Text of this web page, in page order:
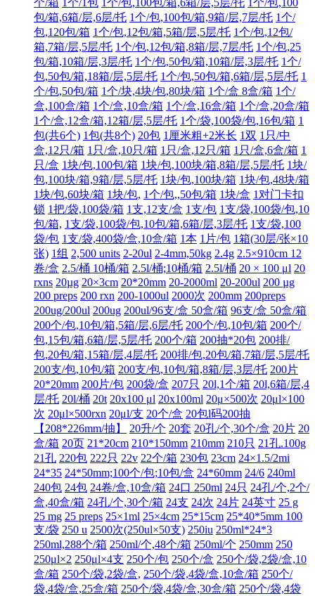
包/箱,6箱/层,6层/托 1个/包,100包/箱,9箱/层,7层/托 1个/
包,120包/箱 1个/包,12包/箱,5箱/层,5层/托 1个/包,12包/
箱,7箱/层,5层/托 1个/包,12包/箱,8箱/层,7层/托 1个/包,25
包/箱,10箱/层,3层/托 1个/包,50包/箱,10箱/层,3层/托 1个/
包,50包/箱,18箱/层,5层/托 1个/包,50包/箱,6箱/层,5层/托 1
个/包,50包/箱 1个/块,4块/包,80块/箱 1个/盒 8盒/箱 1个/
盒,100盒/箱 1个/盒,10盒/箱 1个/盒,16盒/箱 1个/盒,20盒/箱
1个/盒,12盒/箱,12箱/层,5层/托 1个/袋,100袋/包,16包/箱 1
包(共6个) 1包(共8个) 20包 1厘米粗+2米长 1双 1只/中
盒,12只/箱 1只/盒,10只/箱 1只/盒,12只/箱 1只/盒,6盒/箱 1
只/盒 1块/包,100包/箱 1块/包,100块/箱,8箱/层,5层/托 1块/
包,100块/箱,9箱/层,5层/托 1块/包,100块/箱 1块/包,48块/箱
1块/包,60块/箱 1块/包, 1个/包,,50包/箱 1块/盒 1对门卡扣
锁 1把/袋,100袋/箱 1支,12支/盒 1支/包 1支/袋,100袋/包,10
包/箱, 1支/袋,100袋/包,10包/箱,6箱/层,3层/托 1支/袋,100
袋/包 1支/袋,400袋/盒,10盒/箱 1本 1片/包 1箱(30层/张×10
张) 1组 2,500 units 2-20ul 2-4mm,50kg 2.4g 2.5×910cm 12
卷/盒 2.5/桶 10桶/箱 2.5l/桶;10桶/箱 2.5l/桶 20 × 100 μl 20
rxns 20µg 20×3cm 20*20mm 20-2000ml 20-200ul 200 µg
200 preps 200 rxn 200-1000ul 2000次 200mm 200preps
200ug/200ul 200ug 200ul/96支/盒 50盒/箱 96支/盒 50盒/箱
200个/包,10包/箱,5箱/层,6层/托 200个/包,10包/箱 200个/
包,15包/箱,6箱/层,5层/托 200个/箱 200抽*20包 200排/
包,20包/箱,15箱/层,4层/托 200排/包,20包/箱,7箱/层,5层/托
200支/包,10包/箱 200支/包,10包/箱,8箱/层,3层/托 200片
20*20mm 200片/包 200袋/盒 207只 20l,1个/箱 20l,6箱/层,4
层/托 20l/桶 20t 20x100 μl 20x100ml 20μ×500次 20μl×100
次 20μl×500rxn 20μl/支 20个/盒 20包l码200抽
【208*226mm/抽】
20升/个 20套 20孔/个,30个/盒 20片 20
盒/箱 20页 21*20cm 210*150mm 210mm 210只 21孔.100g
21孔 220包 222只 22v 22个/箱 230包 23cm 24×1.5/2mi
24*35 24*50mm;100个/包;10包/盒 24*60mm 24/6 240ml
240包 24包 24卷/盒,10盒/箱 24口 250ml 24只 24孔/个,2个/
盒,40盒/箱 24孔/个,30个/箱 24支 24次 24片 24英寸 25 g
25 mg 25 preps 25×1ml 25×4cm 25*15cm 25*40*5mm 100
支/袋 250 u 2500次(250ul×50支) 250iu 250ml*24*3
250ml,288个/箱 250ml/个,48个/箱 250ml/个 250mm 250
250μl×2 250μl×4支 250个/包 250个/盒 250个/袋,2袋/盒,10
盒/箱 250个/袋,2袋/盒, 250个/袋,4袋/盒,10盒/箱 250个/
袋,4袋/盒,25盒/箱 250个/袋,4袋/盒,30盒/箱 250个/袋,4袋